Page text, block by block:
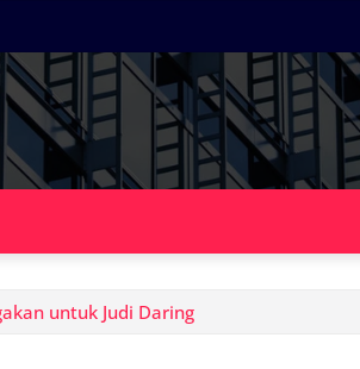
untuk Judi Daring